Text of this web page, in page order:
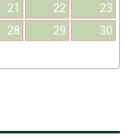
21 22
23
28 29
30